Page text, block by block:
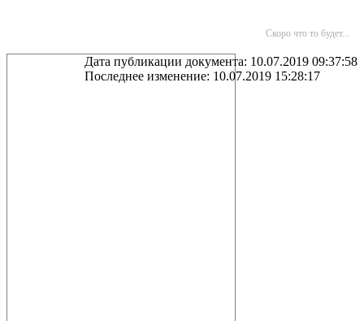
Скоро что то будет...
Дата публикации документа: 10.07.2019 09:37:58
Последнее изменение: 10.07.2019 15:28:17